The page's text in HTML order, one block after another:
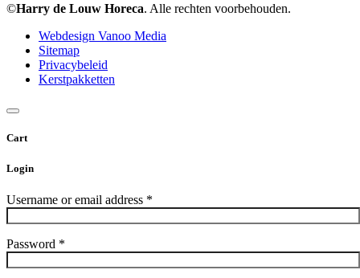
©Harry de Louw Horeca. Alle rechten voorbehouden.
Webdesign Vanoo Media
Sitemap
Privacybeleid
Kerstpakketten
Cart
Login
Username or email address *
Password *